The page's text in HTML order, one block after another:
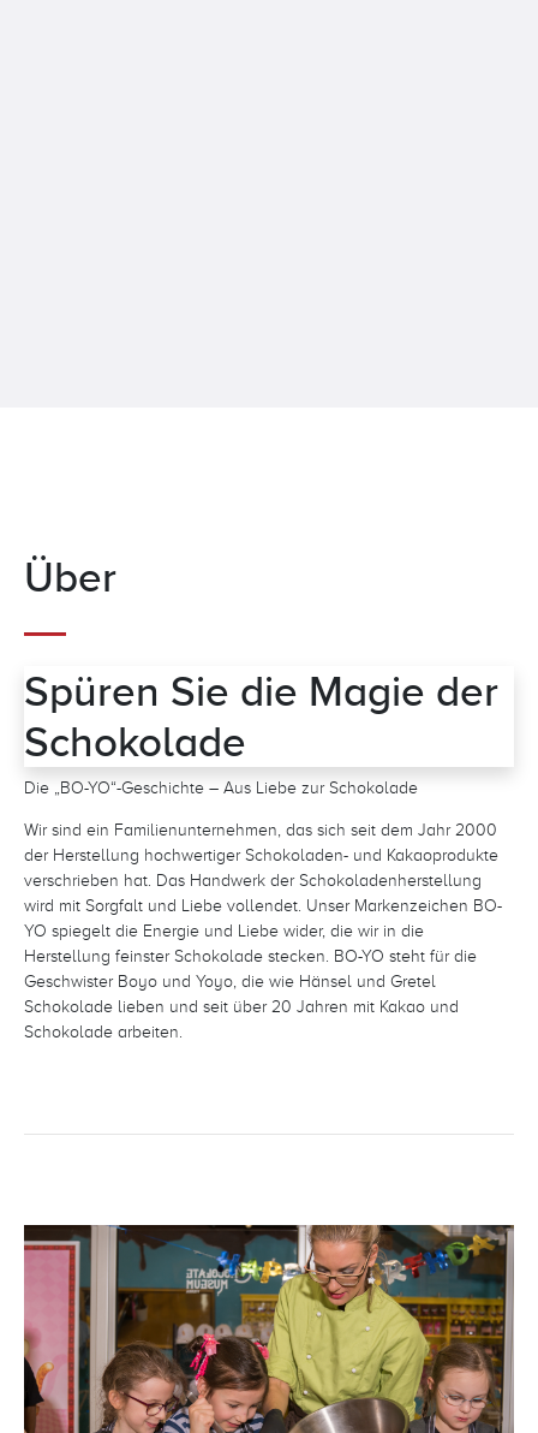
Über
Spüren Sie die Magie der
Schokolade
Die „BO-YO“-Geschichte – Aus Liebe zur Schokolade
Wir sind ein Familienunternehmen, das sich seit dem Jahr 2000
der Herstellung hochwertiger Schokoladen- und Kakaoprodukte
verschrieben hat. Das Handwerk der Schokoladenherstellung
wird mit Sorgfalt und Liebe vollendet. Unser Markenzeichen BO-
YO spiegelt die Energie und Liebe wider, die wir in die
Herstellung feinster Schokolade stecken. BO-YO steht für die
Geschwister Boyo und Yoyo, die wie Hänsel und Gretel
Schokolade lieben und seit über 20 Jahren mit Kakao und
Schokolade arbeiten.